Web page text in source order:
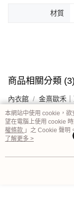
材質
商品相關分類 (3)
內衣館 金熹歐禾｜
頂級蠶絲系列
本網站中使用 cookie，欲
望在電腦上使用 cookie
權條款 」之 Cookie 聲明
用條款之 Cookie 聲明使
了解更多 >